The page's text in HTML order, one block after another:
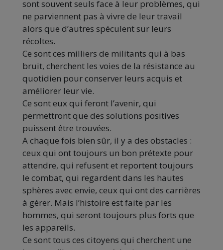
sont souvent seuls face à leur problèmes, qui
ne parviennent pas à vivre de leur travail
alors que d’autres spéculent sur leurs
récoltes.
Ce sont ces milliers de militants qui à bas
bruit, cherchent les voies de la résistance au
quotidien pour conserver leurs acquis et
améliorer leur vie.
Ce sont eux qui feront l’avenir, qui
permettront que des solutions positives
puissent être trouvées.
A chaque fois bien sûr, il y a des obstacles :
ceux qui ont toujours un bon prétexte pour
attendre, qui refusent et reportent toujours
le combat, qui regardent dans les hautes
sphères avec envie, ceux qui ont des carrières
à gérer. Mais l’histoire est faite par les
hommes, qui seront toujours plus forts que
les appareils.
Ce sont tous ces citoyens qui cherchent une